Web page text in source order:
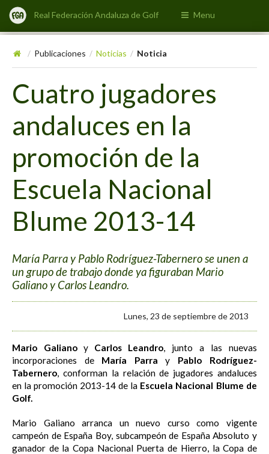
Real Federación Andaluza de Golf Menu
/ Publicaciones / Noticias / Noticia
Cuatro jugadores
andaluces en la
promoción de la
Escuela Nacional
Blume 2013-14
María Parra y Pablo Rodríguez-Tabernero se unen a
un grupo de trabajo donde ya figuraban Mario
Galiano y Carlos Leandro.
Lunes, 23 de septiembre de 2013
Mario Galiano y Carlos Leandro, junto a las nuevas
incorporaciones de María Parra y Pablo Rodríguez-
Tabernero, conforman la relación de jugadores andaluces
en la promoción 2013-14 de la Escuela Nacional Blume de
Golf.
Mario Galiano arranca un nuevo curso como vigente
campeón de España Boy, subcampeón de España Absoluto y
ganador de la Copa Nacional Puerta de Hierro, la Copa de